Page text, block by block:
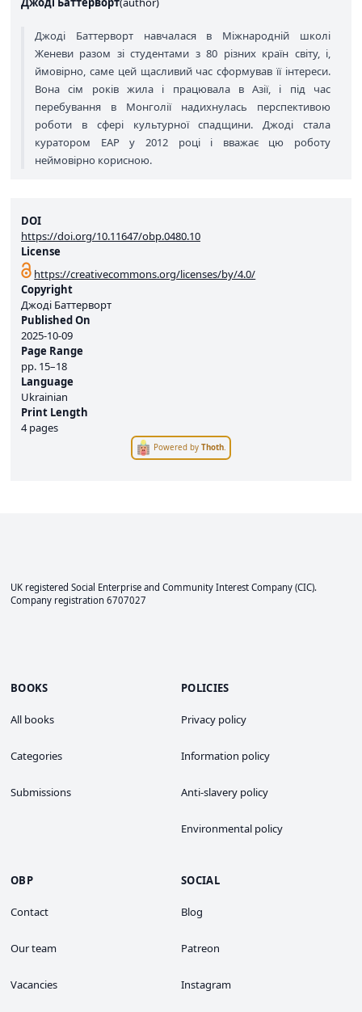
DOI
https://doi.org/10.11647/obp.0480.10
License
https://creativecommons.org/licenses/by/4.0/
Copyright
Джоді Баттерворт
Published On
2025-10-09
Page Range
pp. 15–18
Language
Ukrainian
Print Length
4 pages
Powered byThoth.
Джоді Баттерворт навчалася в Міжнародній школі
Женеви разом зі студентами з 80 різних країн світу, і,
ймовірно, саме цей щасливий час сформував її інтереси.
Вона сім років жила і працювала в Азії, і під час
перебування в Монголії надихнулась перспективою
роботи в сфері культурної спадщини. Джоді стала
куратором EAP у 2012 році і вважає цю роботу
неймовірно корисною.
UK registered Social Enterprise and Community Interest Company (CIC).
Company registration 6707027
BOOKS
All books
Categories
Submissions
POLICIES
Privacy policy
Information policy
Anti-slavery policy
Environmental policy
OBP
Contact
Our team
Vacancies
SOCIAL
Blog
Patreon
Instagram